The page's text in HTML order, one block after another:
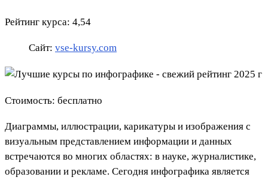
Рейтинг курса: 4,54
Сайт: vse-kursy.com
Стоимость: бесплатно
Диаграммы, иллюстрации, карикатуры и изображения с
визуальным представлением информации и данных
встречаются во многих областях: в науке, журналистике,
образовании и рекламе. Сегодня инфографика является